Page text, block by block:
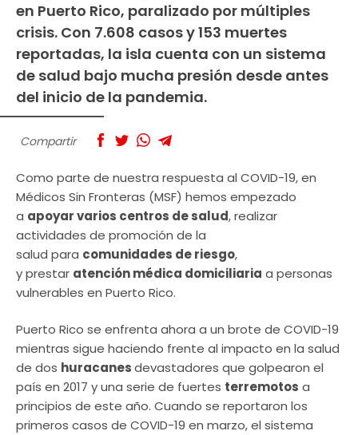
en Puerto Rico, paralizado por múltiples
crisis. Con 7.608 casos y 153 muertes
reportadas, la isla cuenta con un sistema
de salud bajo mucha presión desde antes
del inicio de la pandemia.
Compartir
Como parte de nuestra respuesta al COVID-19, en
Médicos Sin Fronteras (MSF) hemos empezado
a apoyar varios centros de salud, realizar
actividades de promoción de la
salud para comunidades de riesgo,
y prestar atención médica domiciliaria a personas
vulnerables en Puerto Rico.
Puerto Rico se enfrenta ahora a un brote de COVID-19
mientras sigue haciendo frente al impacto en la salud
de dos huracanesdevastadores que golpearon el
país en 2017 y una serie de fuertes terremotos a
principios de este año. Cuando se reportaron los
primeros casos de COVID-19 en marzo, el sistema